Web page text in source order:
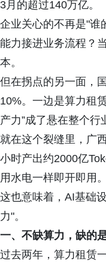
3月的超过140万亿。
企业关心的不再是"谁
能力接进业务流程？
本。
但在拐点的另一面，
10%。一边是算力租
产力”成了悬在整个行
就在这个裂缝里，广
小时产出约2000亿
用水电一样即开即用。
这也意味着，AI基础
力"。
一、不缺算力，缺的
过去两年，算力租赁